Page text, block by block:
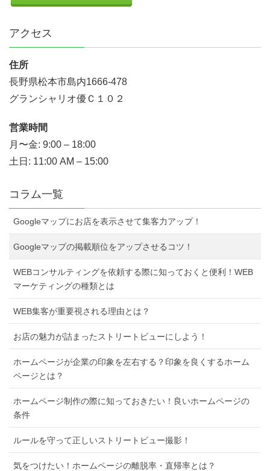
アクセス
住所
長野県松本市島内1666-478
グランシャリオ優Ｃ１０２
営業時間
月〜金: 9:00 – 18:00
土日: 11:00 AM – 15:00
コラム一覧
Googleマップにお店を表示させて集客力アップ！
Googleマップの掲載順位をアップさせるコツ！
WEBコンサルティングを依頼する際に知っておくと便利！WEB
マーケティングの種類とは
WEB集客が重要視される理由とは？
お店の魅力が詰まったストリートビューにしよう！
ホームページが企業の印象を左右する？印象を良くするホーム
ページとは？
ホームページ制作の際に知っておきたい！良いホームページの
条件
ルールを守って正しいストリートビュー撮影！
気をつけたい！ホームページの離脱率・直帰率とは？